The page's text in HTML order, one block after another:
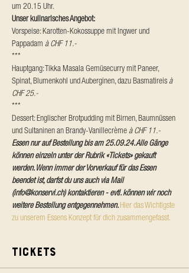
um 20.15 Uhr.
Unser kulinarisches Angebot:
Vorspeise: Karotten-Kokossuppe mit Ingwer und
Pappadam à CHF 11.-
***
Hauptgang: Tikka Masala Gemüsecurry mit Paneer,
Spinat, Blumenkohl und Auberginen, dazu Basmatireis à
CHF 25.-
***
Dessert: Englischer Brotpudding mit Birnen, Baumnüssen
und Sultaninen an Brandy-Vanillecrème à CHF 11.-
Essen nur auf Bestellung bis am 25.09.24. Alle Gänge
können einzeln unter der Rubrik «Tickets» gekauft
werden. Wenn immer der Vorverkauf für das Essen
beendet ist, darfst du uns auch via Mail
(info@konservi.ch) kontaktieren - evtl. können wir noch
weitere Bestellung entgegennehmen. Hier das Wichtigste
zu unserem Essens Konzept für dich zusammengefasst.
Tickets